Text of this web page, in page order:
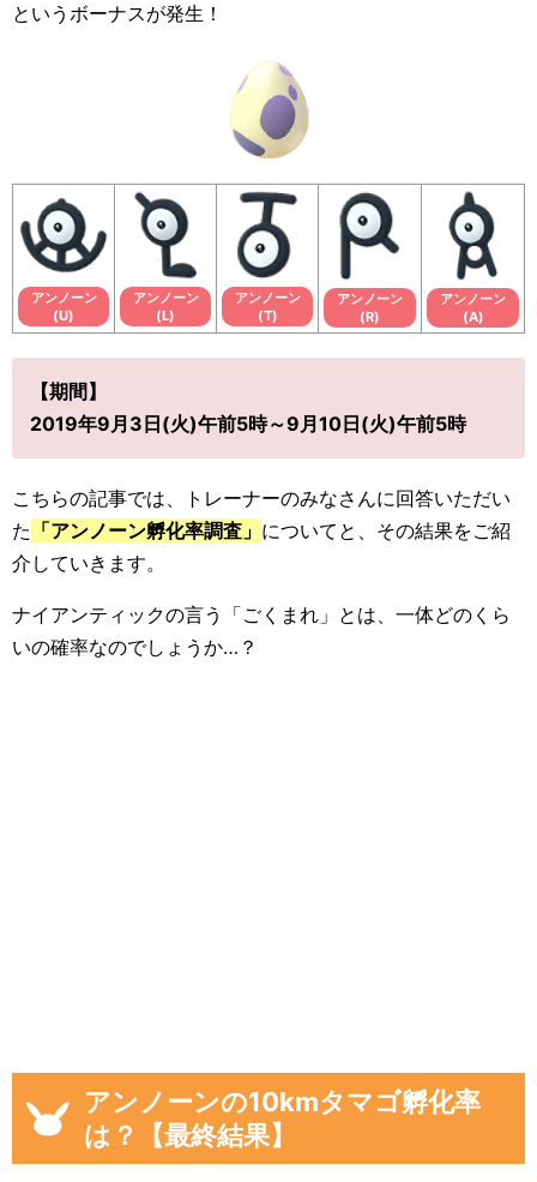
というボーナスが発生！
アンノーン
(U)
アンノーン
(L)
アンノーン
(T)
アンノーン
(R)
アンノーン
(A)
【期間】
2019年9月3日(火)午前5時～9月10日(火)午前5時
こちらの記事では、トレーナーのみなさんに回答いただい
た 「アンノーン孵化率調査」 についてと、その結果をご紹
介していきます。
ナイアンティックの言う「ごくまれ」とは、一体どのくら
いの確率なのでしょうか…？
アンノーンの10kmタマゴ孵化率
は？【最終結果】